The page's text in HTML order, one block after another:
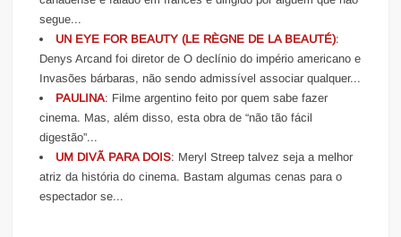
segue...
UN EYE FOR BEAUTY (LE RÈGNE DE LA BEAUTÉ):
Denys Arcand foi diretor de O declínio do império americano e
Invasões bárbaras, não sendo admissível associar qualquer...
PAULINA: Filme argentino feito por quem sabe fazer
cinema. Mas, além disso, esta obra de “não tão fácil
digestão”...
UM DIVÃ PARA DOIS: Meryl Streep talvez seja a melhor
atriz da história do cinema. Bastam algumas cenas para o
espectador se...